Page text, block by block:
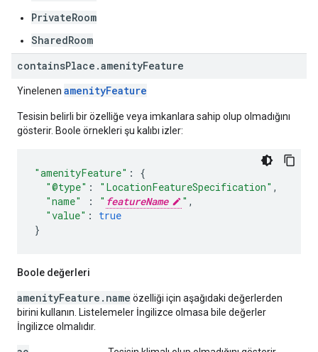
PrivateRoom
SharedRoom
containsPlace .amenityFeature
Yinelenen amenityFeature
Tesisin belirli bir özelliğe veya imkanlara sahip olup olmadığını
gösterir. Boole örnekleri şu kalıbı izler:
"amenityFeature" :
{
"@type" : "LocationFeatureSpecification" ,
"name"
: " featureName " ,
"value" :
true
}
Boole değerleri
amenityFeature.name özelliği için aşağıdaki değerlerden
birini kullanın. Listelemeler İngilizce olmasa bile değerler
İngilizce olmalıdır.